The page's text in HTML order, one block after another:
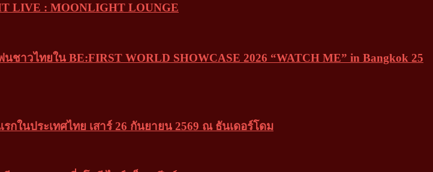
LIVE : MOONLIGHT LOUNGE
ชาวไทยใน BE:FIRST WORLD SHOWCASE 2026 “WATCH ME” in Bangkok 25
กในประเทศไทย เสาร์ 26 กันยายน 2569 ณ ธันเดอร์โดม